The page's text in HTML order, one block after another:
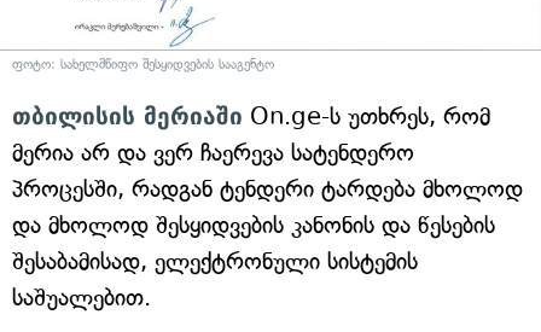
ფოტო: სახელმწიფო შესყიდვების სააგენტო
თბილისის მერიაში On.ge-ს უთხრეს, რომ
მერია არ და ვერ ჩაერევა სატენდერო
პროცესში, რადგან ტენდერი ტარდება მხოლოდ
და მხოლოდ შესყიდვების კანონის და წესების
შესაბამისად, ელექტრონული სისტემის
საშუალებით.